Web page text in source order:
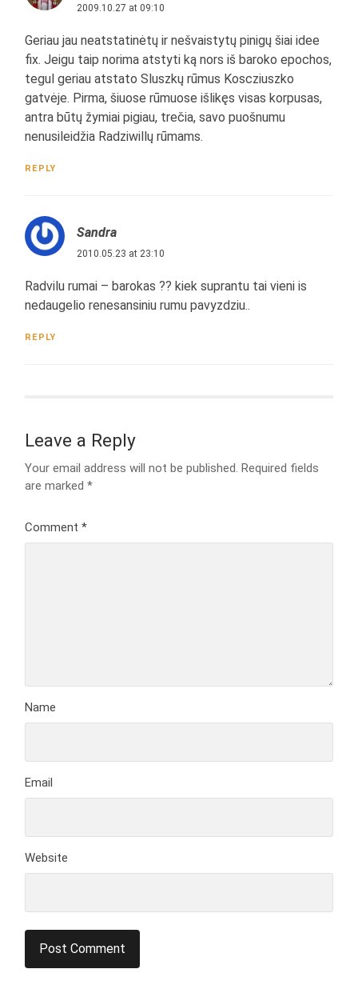
2009.10.27 at 09:10
Geriau jau neatstatinėtų ir nešvaistytų pinigų šiai idee
fix. Jeigu taip norima atstyti ką nors iš baroko epochos,
tegul geriau atstato Sluszkų rūmus Koscziuszko
gatvėje. Pirma, šiuose rūmuose išlikęs visas korpusas,
antra būtų žymiai pigiau, trečia, savo puošnumu
nenusileidžia Radziwillų rūmams.
REPLY
Sandra
2010.05.23 at 23:10
Radvilu rumai – barokas ?? kiek suprantu tai vieni is
nedaugelio renesansiniu rumu pavyzdziu..
REPLY
Leave a Reply
Your email address will not be published. Required fields
are marked*
Comment*
Name
Email
Website